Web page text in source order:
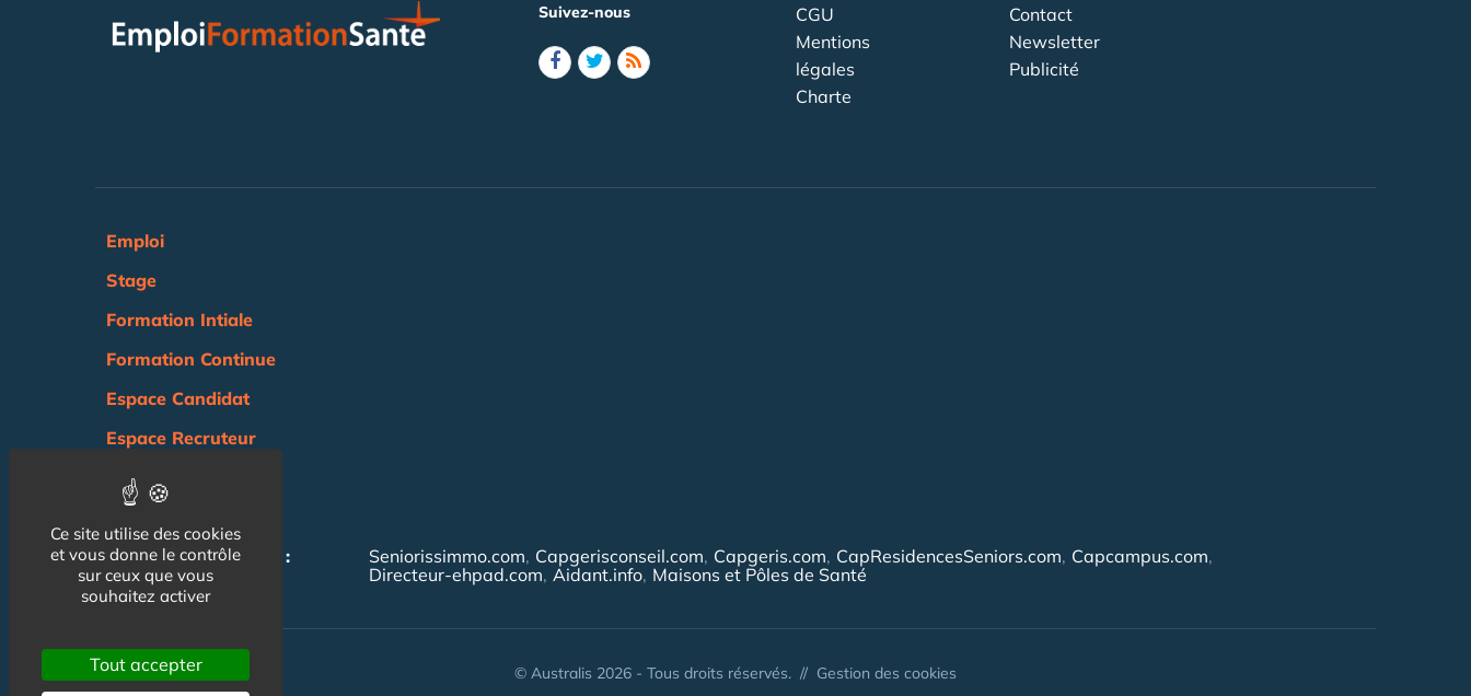
Suivez-nous
CGU
Mentions
légales
Charte
Contact
Newsletter
Publicité
Emploi
Stage
Formation Intiale
Formation Continue
Espace Candidat
Espace Recruteur
Actualité
NOS AUTRES SITES :
Seniorissimmo.com Capgerisconseil.com Capgeris.com CapResidencesSeniors.com Capcampus.com
Directeur-ehpad.com Aidant.info Maisons et Pôles de Santé
© Australis 2026 - Tous droits réservés. // Gestion des cookies
Ce site utilise des cookies
et vous donne le contrôle
sur ceux que vous
souhaitez activer
Tout accepter